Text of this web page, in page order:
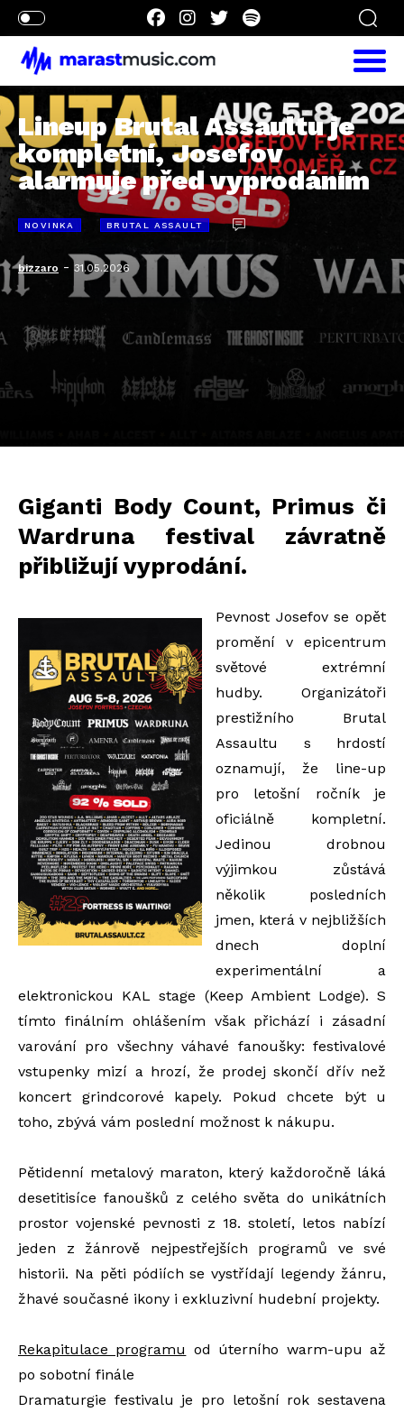
Lineup Brutal Assaultu je
kompletní, Josefov
alarmuje před vyprodáním
NOVINKA BRUTAL ASSAULT
bizzaro -31.05.2026
Giganti Body Count, Primus či
Wardruna festival závratně
přibližují vyprodání.
Pevnost Josefov se opět
promění v epicentrum
světové extrémní
hudby. Organizátoři
prestižního Brutal
Assaultu s hrdostí
oznamují, že line-up
pro letošní ročník je
oficiálně kompletní.
Jedinou drobnou
výjimkou zůstává
několik posledních
jmen, která v nejbližších
dnech doplní
experimentální a
elektronickou KAL stage (Keep Ambient Lodge). S
tímto finálním ohlášením však přichází i zásadní
varování pro všechny váhavé fanoušky: festivalové
vstupenky mizí a hrozí, že prodej skončí dřív než
koncert grindcorové kapely. Pokud chcete být u
toho, zbývá vám poslední možnost k nákupu.
Pětidenní metalový maraton, který každoročně láká
desetitisíce fanoušků z celého světa do unikátních
prostor vojenské pevnosti z 18. století, letos nabízí
jeden z žánrově nejpestřejších programů ve své
historii. Na pěti pódiích se vystřídají legendy žánru,
žhavé současné ikony i exkluzivní hudební projekty.
Rekapitulace programu od úterního warm-upu až
po sobotní finále
Dramaturgie festivalu je pro letošní rok sestavena